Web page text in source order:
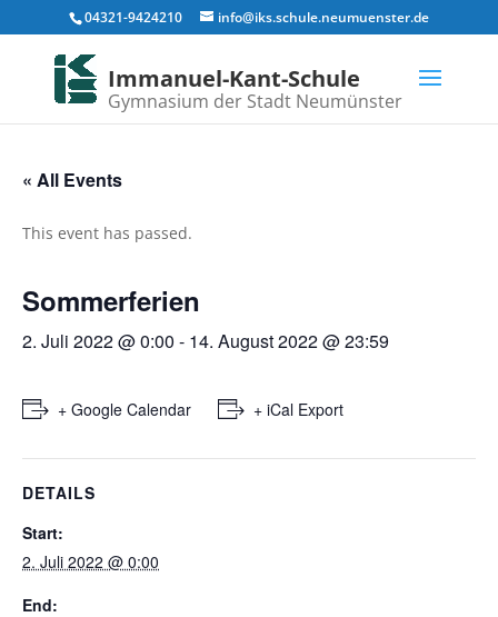
04321-9424210 info@iks.schule.neumuenster.de
Immanuel-Kant-Schule
Gymnasium der Stadt Neumünster
« All Events
This event has passed.
Sommerferien
2. Juli 2022 @ 0:00 - 14. August 2022 @ 23:59
+ Google Calendar + iCal Export
DETAILS
Start:
2. Juli 2022 @ 0:00
End: